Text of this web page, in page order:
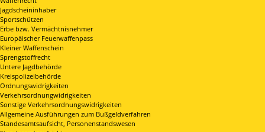
Jagdscheininhaber
Sportschützen
Erbe bzw. Vermächtnisnehmer
Europäischer Feuerwaffenpass
Kleiner Waffenschein
Sprengstoffrecht
Untere Jagdbehörde
Kreispolizeibehörde
Ordnungswidrigkeiten
Verkehrsordnungwidrigkeiten
Sonstige Verkehrsordnungswidrigkeiten
Allgemeine Ausführungen zum Bußgeldverfahren
Standesamtsaufsicht, Personenstandswesen